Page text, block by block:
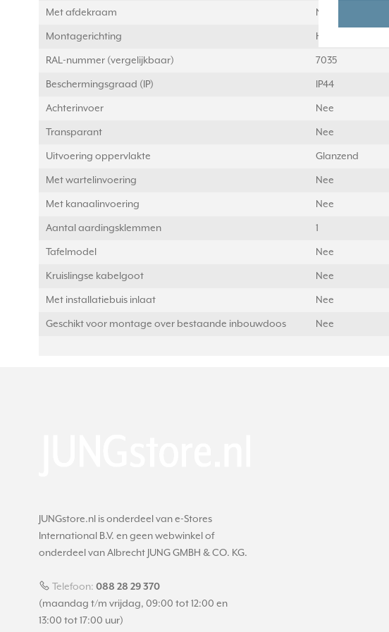
Met afdekraam Nee
Montagerichting Horizontaal en
RAL-nummer (vergelijkbaar) 7035
Beschermingsgraad (IP) IP44
Achterinvoer Nee
Transparant Nee
Uitvoering oppervlakte Glanzend
Met wartelinvoering Nee
Met kanaalinvoering Nee
Aantal aardingsklemmen 1
Tafelmodel Nee
Kruislingse kabelgoot Nee
Met installatiebuis inlaat Nee
Geschikt voor montage over bestaande inbouwdoos Nee
JUNGstore.nl is onderdeel van e-Stores
International B.V. en geen webwinkel of
onderdeel van Albrecht JUNG GMBH & CO. KG.
Telefoon: 088 28 29 370
(maandag t/m vrijdag, 09:00 tot 12:00 en
13:00 tot 17:00 uur)